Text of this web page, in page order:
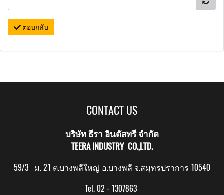
ตอบกลับ
CONTACT US
บริษัท ธีรา อินดัสทรี จำกัด
TEERA INDUSTRY CO.,LTD.
59/3 ม. 21 ต.บางพลีใหญ่ อ.บางพลี จ.สมุทรปราการ 10540
Tel. 02 - 1307863